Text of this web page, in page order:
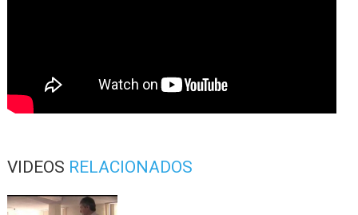
VIDEOS RELACIONADOS